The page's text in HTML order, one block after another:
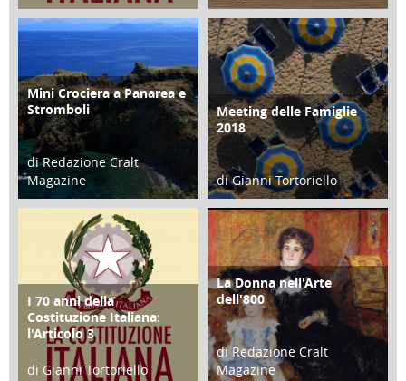
17 Marzo 2018
01 Febbraio 2018
TURISMO
Mini Crociera a Panarea e
Stromboli
di Redazione Cralt
Magazine
14 Giugno 2018
EVENTI
Meeting delle Famiglie
2018
di Gianni Tortoriello
23 Aprile 2018
FOCUS
I 70 anni della
Costituzione Italiana:
l'Articolo 3
di Gianni Tortoriello
CULTURA/ARTE
La Donna nell'Arte
dell'800
di Redazione Cralt
Magazine